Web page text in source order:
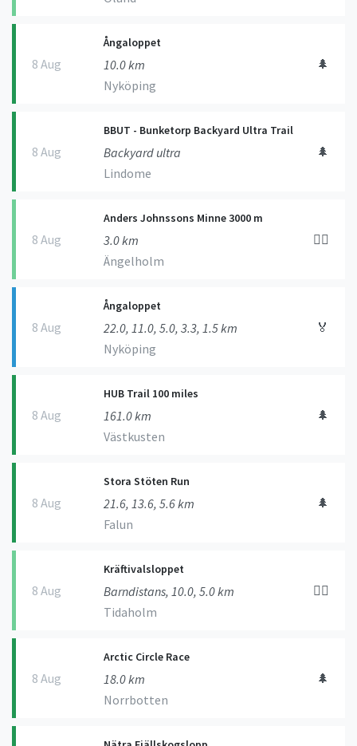
8 Aug
Ångaloppet
10.0 km
Nyköping
🌲
8 Aug
BBUT - Bunketorp Backyard Ultra Trail
Backyard ultra
Lindome
🌲
8 Aug
Anders Johnssons Minne 3000 m
3.0 km
Ängelholm
🏃‍♀️
8 Aug
Ångaloppet
22.0, 11.0, 5.0, 3.3, 1.5 km
Nyköping
🏅
8 Aug
HUB Trail 100 miles
161.0 km
Västkusten
🌲
8 Aug
Stora Stöten Run
21.6, 13.6, 5.6 km
Falun
🌲
8 Aug
Kräftivalsloppet
Barndistans, 10.0, 5.0 km
Tidaholm
🏃‍♀️
8 Aug
Arctic Circle Race
18.0 km
Norrbotten
🌲